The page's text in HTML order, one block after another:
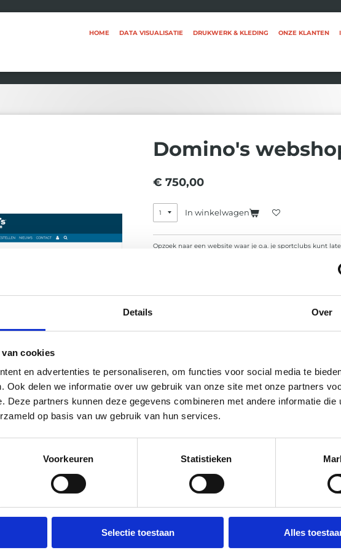
Details Over
cookies
en advertenties te personaliseren, om functies voor social media te
Ook delen we informatie over uw gebruik van onze site met onze partners
Deze partners kunnen deze gegevens combineren met andere informatie die
op basis van uw gebruik van hun services.
Voorkeuren Statistieken
Selectie toestaan Alles
HOME DATA VISUALISATIE DRUKWERK & KLEDING ONZE KLANTEN
Domino's
€ 750,00
In winkelwagen
Opzoek naar een website waar je o.a. je sportclubs kunt
om
Rechtsonderin zijn de links te vinden waar sportclubs
Prijs is voor het bouwen van de website/webshop en excl
domeinnaam. Die kosten zijn ca €240,- ex btw per jaar.